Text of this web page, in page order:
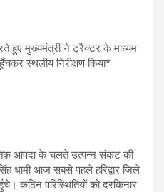
हुए मुख्यमंत्री ने ट्रैक्टर के माध्यम
स्थलीय निरीक्षण किया*
आपदा के चलते उत्पन्न संकट की
धामी आज सबसे पहले हरिद्वार जिले
कठिन परिस्थितियों को दरकिनार